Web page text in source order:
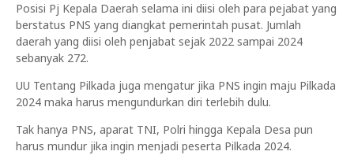
Posisi Pj Kepala Daerah selama ini diisi oleh para pejabat yang
berstatus PNS yang diangkat pemerintah pusat. Jumlah
daerah yang diisi oleh penjabat sejak 2022 sampai 2024
sebanyak 272.
UU Tentang Pilkada juga mengatur jika PNS ingin maju Pilkada
2024 maka harus mengundurkan diri terlebih dulu.
Tak hanya PNS, aparat TNI, Polri hingga Kepala Desa pun
harus mundur jika ingin menjadi peserta Pilkada 2024.